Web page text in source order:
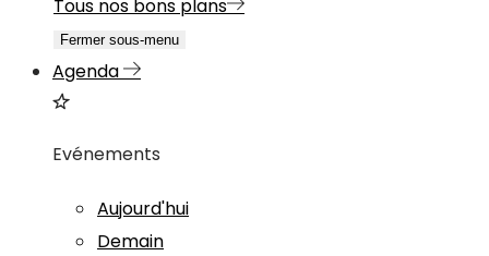
Tous nos bons plans
Fermer sous-menu
Agenda
Evénements
Aujourd'hui
Demain